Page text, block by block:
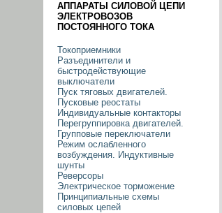
АППАРАТЫ СИЛОВОЙ ЦЕПИ
ЭЛЕКТРОВОЗОВ
ПОСТОЯННОГО ТОКА
Токоприемники
Разъединители и
быстродействующие
выключатели
Пуск тяговых двигателей.
Пусковые реостаты
Индивидуальные контакторы
Перегруппировка двигателей.
Групповые переключатели
Режим ослабленного
возбуждения. Индуктивные
шунты
Реверсоры
Электрическое торможение
Принципиальные схемы
силовых цепей